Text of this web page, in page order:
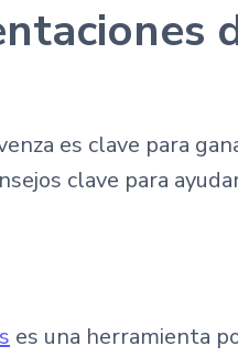
es clave para
clave para
es una herramienta